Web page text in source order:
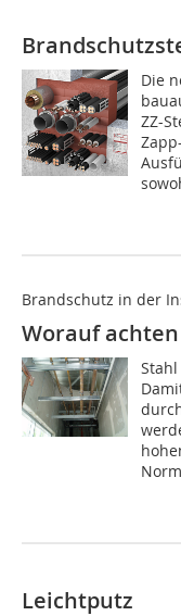
Die
ZZ-
Brandschutz in der
Worauf
Leichtputz